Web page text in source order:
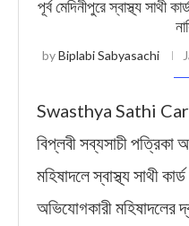
পূর্ব মেদিনীপুরে স্বাস্থ্য সাথী
byBiplabi Sabyasachi
Swasthya Sathi
বিপ্লবী সব্যসাচী পত্রিকা
মহিষাদলে স্বাস্থ্য সাথী
অভিযোগকারী মহিষাদলের